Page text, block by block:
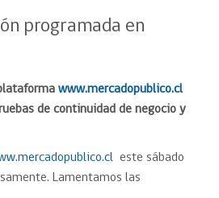
Casos de
programada en
www.mercadopublico.cl
de continuidad de negocio y
este sábado
Lamentamos las